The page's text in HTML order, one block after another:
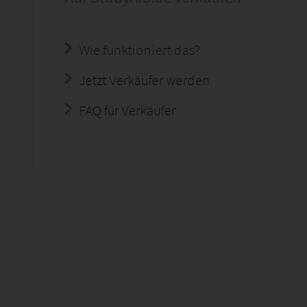
Wie funktioniert das?
Jetzt Verkäufer werden
FAQ für Verkäufer